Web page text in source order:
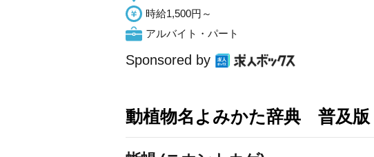
時給1,500円～
アルバイト・パート
Sponsored by
動植物名よみかた辞典 普及版